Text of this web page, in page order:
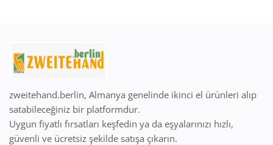
zweitehand.berlin, Almanya genelinde ikinci el ürünleri alıp
satabileceğiniz bir platformdur.
Uygun fiyatlı fırsatları keşfedin ya da eşyalarınızı hızlı,
güvenli ve ücretsiz şekilde satışa çıkarın.